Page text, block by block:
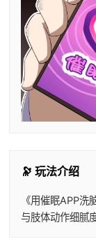
🔭 玩法介绍
《用催眠APP
与肢体动作细腻